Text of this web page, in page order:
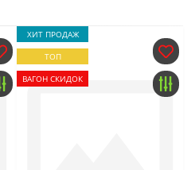
ХИТ ПРОДАЖ
ТОП
ВАГОН СКИДОК